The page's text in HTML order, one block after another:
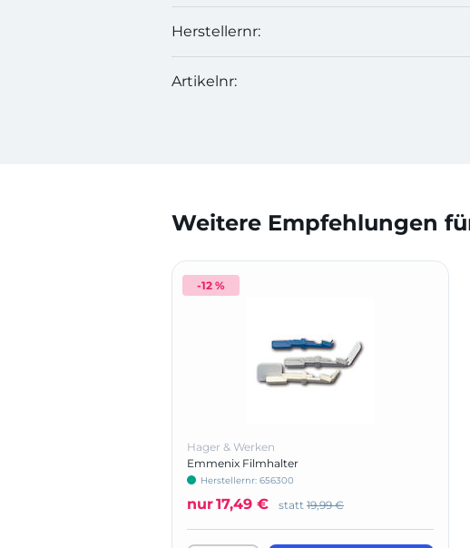
Herstellernr:
Artikelnr:
Weitere Empfehlungen
-12 %
Hager & Werken
Emmenix Filmhalter
Herstellernr: 656300
nur17,49 € statt 19,99 €